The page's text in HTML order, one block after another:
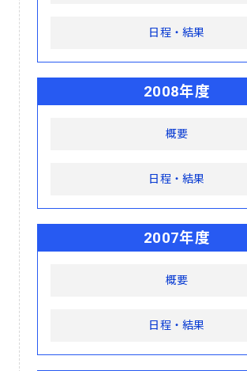
日程・結果
2008年度
概要
日程・結果
2007年度
概要
日程・結果